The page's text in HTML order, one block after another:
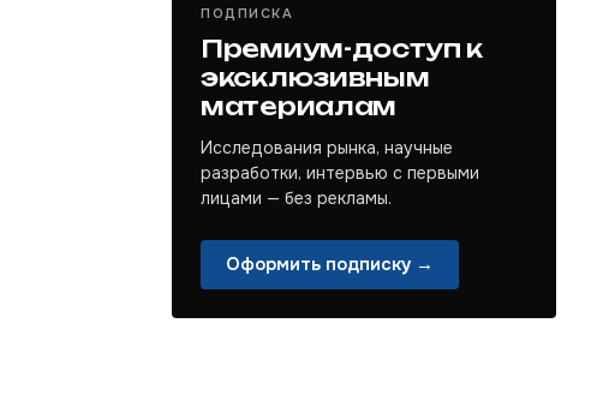
ПОДПИСКА
Премиум-доступ к
эксклюзивным
материалам
Исследования рынка, научные
разработки, интервью с первыми
лицами — без рекламы.
Оформить подписку →